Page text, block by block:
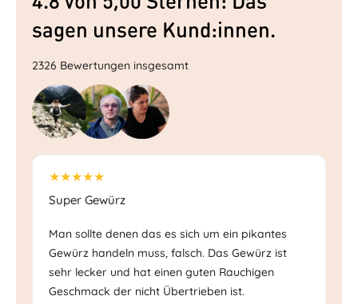
sagen unsere Kund:innen.
2326 Bewertungen insgesamt
★★★★★
Super Gewürz
Man sollte denen das es sich um ein pikantes
Gewürz handeln muss, falsch. Das Gewürz ist
sehr lecker und hat einen guten Rauchigen
Geschmack der nicht Übertrieben ist.